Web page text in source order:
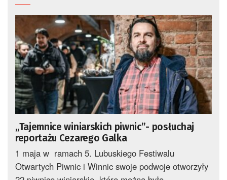
„Tajemnice winiarskich piwnic”- posłuchaj
reportażu Cezarego Galka
1 maja w ramach 5. Lubuskiego Festiwalu
Otwartych Piwnic i Winnic swoje podwoje otworzyły